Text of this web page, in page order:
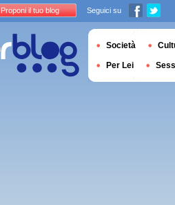
Proponi il tuo blog Seguici su
Società
Per Lei